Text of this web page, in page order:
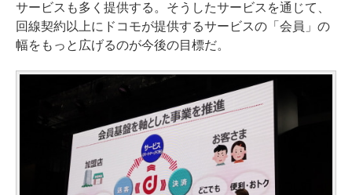
サービスも多く提供する。そうしたサービスを通じて、
回線契約以上にドコモが提供するサービスの「会員」の
幅をもっと広げるのが今後の目標だ。